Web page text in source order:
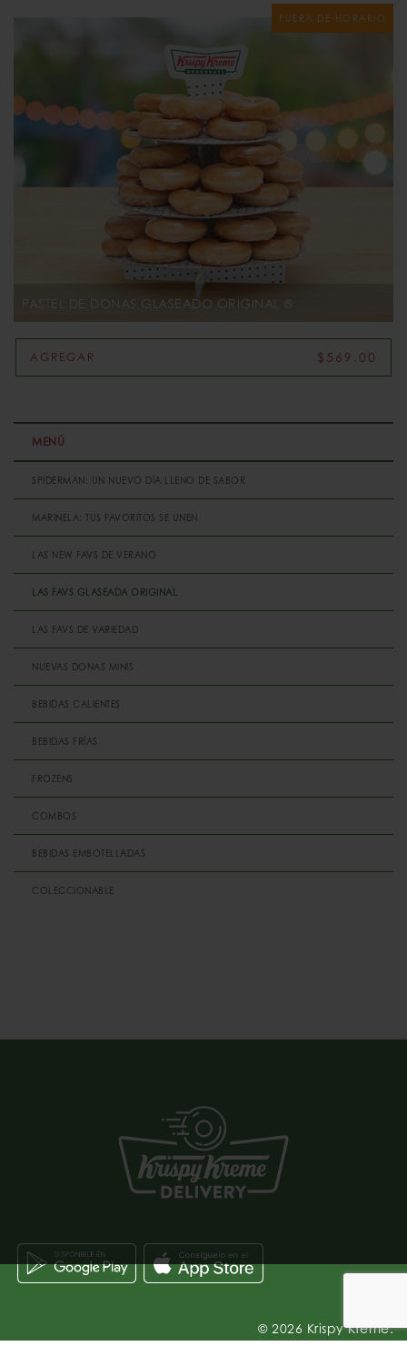
FUERA DE HORARIO
PASTEL DE DONAS GLASEADO ORIGINAL ®
AGREGAR $569.00
MENÚ
SPIDERMAN: UN NUEVO DÍA LLENO DE SABOR
MARINELA: TUS FAVORITOS SE UNEN
LAS NEW FAVS DE VERANO
LAS FAVS GLASEADA ORIGINAL
LAS FAVS DE VARIEDAD
NUEVAS DONAS MINIS
BEBIDAS CALIENTES
BEBIDAS FRÍAS
FROZENS
COMBOS
BEBIDAS EMBOTELLADAS
COLECCIONABLE
© 2026 Krispy Kreme.